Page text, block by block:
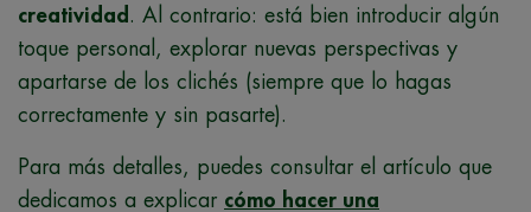
creatividad . Al contrario: está bien introducir algún
toque personal, explorar nuevas perspectivas y
apartarse de los clichés (siempre que lo hagas
correctamente y sin pasarte).
Para más detalles, puedes consultar el artículo que
dedicamos a explicar cómo hacer una